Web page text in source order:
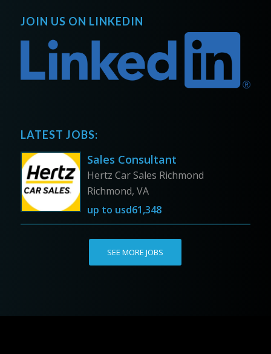
JOIN US ON LINKEDIN
LATEST JOBS:
Sales Consultant
Hertz Car Sales Richmond
Richmond, VA
up to usd61,348
SEE MORE JOBS